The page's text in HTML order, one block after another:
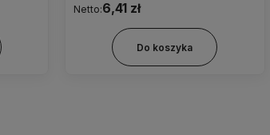
mikr ( hydrofobowy i
przeciwbakteryjny) zielony
Netto:6,41 zł
Do koszyka